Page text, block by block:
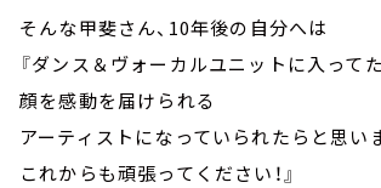
そんな甲斐さん、10年後の自分へは
『ダンス＆ヴォーカルユニットに入って
顔を感動を届けられる
アーティストになっていられたらと思い
これからも頑張ってください！』